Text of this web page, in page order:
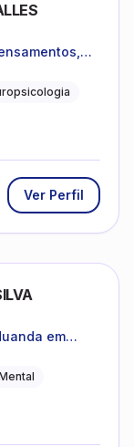
Ver Perfil
em